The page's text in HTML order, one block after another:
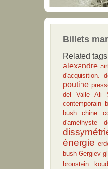
Billets
Related tags
alexandre
d'acquisition.
poutine
del Valle
Ali
contemporain
bush
chine
d'améthyste
énergie
bush Gergiev
bronstein